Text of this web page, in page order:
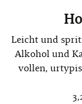
Leicht und
Alkohol und
vollen,